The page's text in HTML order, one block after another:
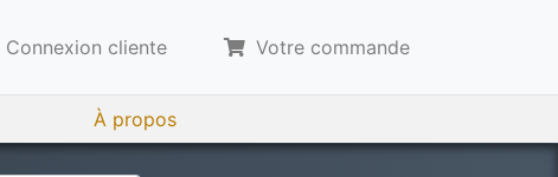
Connexion cliente Votre commande
À propos